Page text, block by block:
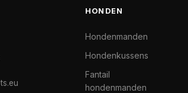
HONDEN
Hondenmanden
Hondenkussens
Fantail
hondenmanden